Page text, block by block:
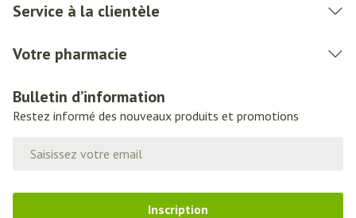
Service à la clientèle
Votre pharmacie
Bulletin d’information
Restez informé des nouveaux produits et promotions
Inscription